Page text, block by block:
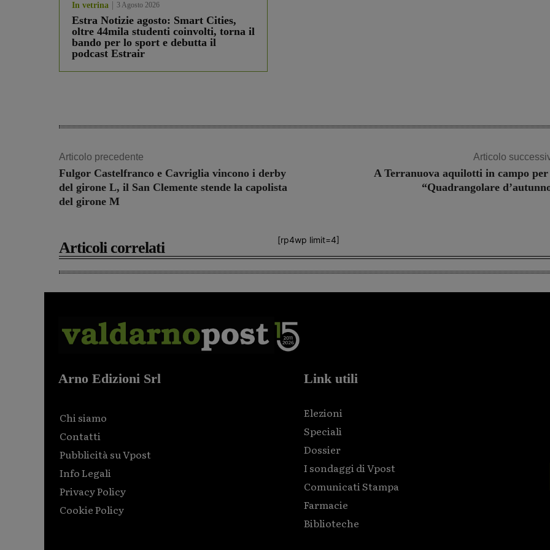
In vetrina 3 Agosto 2026
Estra Notizie agosto: Smart Cities,
oltre 44mila studenti coinvolti, torna il
bando per lo sport e debutta il
podcast Estrair
Articolo precedente
Fulgor Castelfranco e Cavriglia vincono i derby
del girone L, il San Clemente stende la capolista
del girone M
Articolo
A Terranuova aquilotti in campo
“Quadrangolare
[rp4wp limit=4]
Articoli correlati
Arno Edizioni Srl
Chi siamo
Contatti
Pubblicità su Vpost
Info Legali
Privacy Policy
Cookie Policy
Link utili
Elezioni
Speciali
Dossier
I sondaggi di Vpost
Comunicati Stampa
Farmacie
Biblioteche